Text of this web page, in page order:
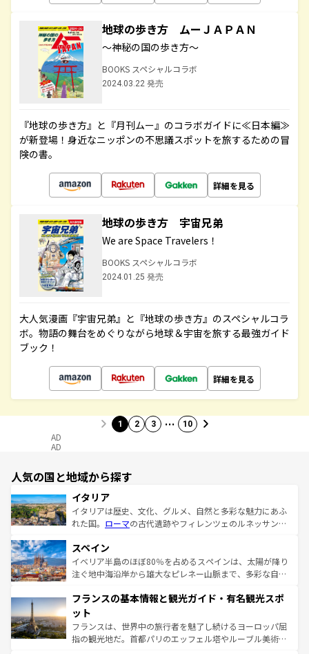
地球の歩き方 ムーＪＡＰＡＮ
～神秘の国の歩き方～
BOOKS スペシャルコラボ
2024.03.22 発売
『地球の歩き方』と『月刊ムー』のコラボガイドに≪日本編≫
が新登場！身近なニッポンの不思議スポットを旅するための冒
険の書。
詳細を見る
地球の歩き方 宇宙兄弟
We are Space Travelers！
BOOKS スペシャルコラボ
2024.01.25 発売
大人気漫画『宇宙兄弟』と『地球の歩き方』のスペシャルコラ
ボ。物語の舞台をめぐりながら地球＆宇宙を旅する最強ガイド
ブック！
詳細を見る
1 2 3 … 10
AD
AD
人気の国と地域から探す
イタリア
イタリアは歴史、文化、グルメ、自然と多彩な魅力にあふ
れた国。 ローマの古代遺跡やフィレンツェのルネッサンス
ろん、トスカーナの美しい田園風景やアマルフィ海岸の絶
景など、自然景観も見逃せない。観光の合間には、本場の
ピザやパスタなど、絶品のイタリア料理を堪能することも
ませてくれるイタリアで、忘れられない旅をしてみよう！
なお、新着のイタリア情報は
しい。
スペイン
イベリア半島のほぼ80％を占めるスペインは、太陽が降り
注ぐ地中海沿岸から雄大なピレネー山脈まで、多彩な自然
文化が根付くこの国では、情熱的なフラメンコ、熱気あふ
れる闘牛、そして美味しいタパスが生活の一部となってい
る。首都マドリードの洗練された雰囲気や、バルセロナの
アートに溢れた街角から、地方では古代ローマ遺跡や中世
フランスの基本情報と観光ガイド・有名観光スポ
ット
フランスは、世界中の旅行者を魅了し続けるヨーロッパ屈
指の観光地だ。首都パリのエッフェル塔やルーブル美術館